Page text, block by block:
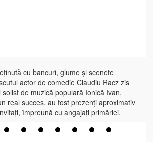
cu bancuri, glume și scenete
actor de comedie Claudiu Racz zis
de muzică populară Ionică Ivan.
real succes, au fost prezenți aproximativ
împreună cu angajați primăriei.